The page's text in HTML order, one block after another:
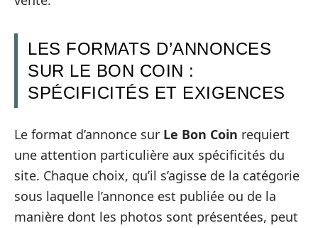
LES FORMATS D’ANNONCES
SUR LE BON COIN :
SPÉCIFICITÉS ET EXIGENCES
Le format d’annonce sur Le Bon Coin requiert
une attention particulière aux spécificités du
site. Chaque choix, qu’il s’agisse de la catégorie
sous laquelle l’annonce est publiée ou de la
manière dont les photos sont présentées, peut